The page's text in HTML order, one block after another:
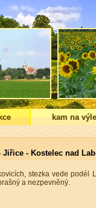
kam na
- Kostelec nad
stezka vede
a nezpevněný.